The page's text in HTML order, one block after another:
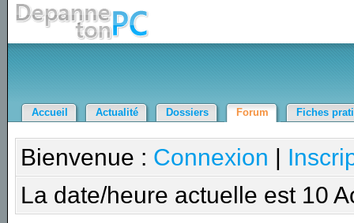
Accueil Actualité Dossiers Forum Fiches
Bienvenue : Connexion |
La date/heure actuelle est 10